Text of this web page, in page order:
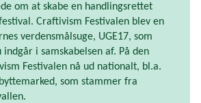
om at skabe en handlingsrettet
Craftivism Festivalen blev en
verdensmålsuge, UGE17, som
i samskabelsen af. På den
Festivalen nå ud nationalt, bl.a.
som stammer fra